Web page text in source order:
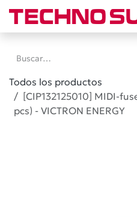
Ir al contenido
Todos los productos
[CIP132125010] MIDI-
pcs) - VICTRON ENERGY